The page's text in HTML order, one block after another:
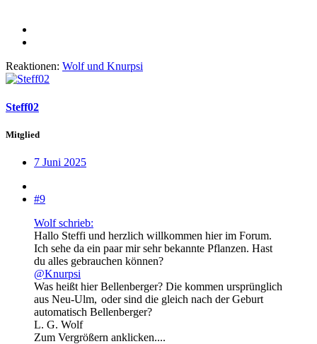
Reaktionen: Wolfund Knurpsi
Steff02
Mitglied
7 Juni 2025
#9
Wolf schrieb:
Hallo Steffi und herzlich willkommen hier im Forum.
Ich sehe da ein paar mir sehr bekannte Pflanzen. Hast
du alles gebrauchen können?
@Knurpsi
Was heißt hier Bellenberger? Die kommen ursprünglich
aus Neu-Ulm, oder sind die gleich nach der Geburt
automatisch Bellenberger?
L. G. Wolf
Zum Vergrößern anklicken....